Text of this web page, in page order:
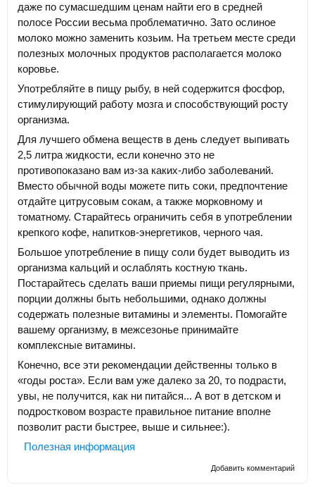
даже по сумасшедшим ценам найти его в средней
полосе России весьма проблематично. Зато ослиное
молоко можно заменить козьим. На третьем месте среди
полезных молочных продуктов располагается молоко
коровье.
Употребляйте в пищу рыбу, в ней содержится фосфор,
стимулирующий работу мозга и способствующий росту
организма.
Для лучшего обмена веществ в день следует выпивать
2,5 литра жидкости, если конечно это не
противопоказано вам из-за каких-либо заболеваний.
Вместо обычной воды можете пить соки, предпочтение
отдайте цитрусовым сокам, а также морковному и
томатному. Старайтесь ограничить себя в употреблении
крепкого кофе, напитков-энергетиков, черного чая.
Большое употребление в пищу соли будет выводить из
организма кальций и ослаблять костную ткань.
Постарайтесь сделать ваши приемы пищи регулярными,
порции должны быть небольшими, однако должны
содержать полезные витамины и элементы. Помогайте
вашему организму, в межсезонье принимайте
комплексные витамины.
Конечно, все эти рекомендации действенны только в
«годы роста». Если вам уже далеко за 20, то подрасти,
увы, не получится, как ни питайся... А вот в детском и
подростковом возрасте правильное питание вполне
позволит расти быстрее, выше и сильнее:).
Полезная информация
Добавить комментарий